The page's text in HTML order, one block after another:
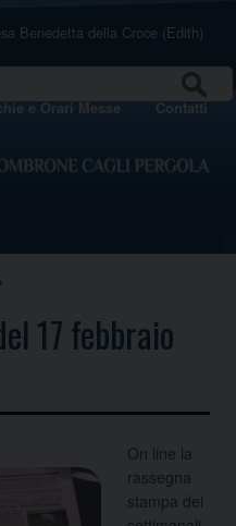
Benedetta della Croce (Edith)
e Orari Messe Contatti
17 febbraio
On line la
rassegna
stampa dei